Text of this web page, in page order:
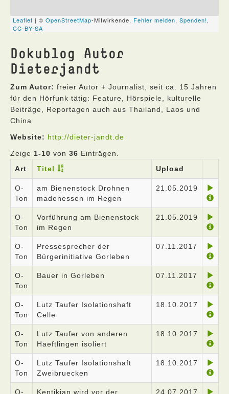
Dokublog Autor
Dieterjandt
Zum Autor: freier Autor + Journalist, seit ca. 15 Jahren
für den Hörfunk tätig: Feature, Hörspiele, kulturelle
Beiträge, Reportagen auch aus Thailand, Laos und
China
Website: http://dieter-jandt.de
Zeige 1-10 von 36 Einträgen.
Art
Titel Upload
O-
Ton
am Bienenstock Drohnen
madenessen im Regen
21.05.2019
O-
Ton
Vorführung am Bienenstock
im Regen
21.05.2019
O-
Ton
Pressesprecher der
Bürgerinitiative Gorleben
07.11.2017
O-
Ton
Bauer in Gorleben 07.11.2017
O-
Ton
Lutz Taufer Isolationshaft
Celle
18.10.2017
O-
Ton
Lutz Taufer von anderen
Haeftlingen isoliert
18.10.2017
O-
Ton
Lutz Taufer Isolationshaft
Zweibruecken
18.10.2017
O- Kentikian wird vor der 24.07.2017